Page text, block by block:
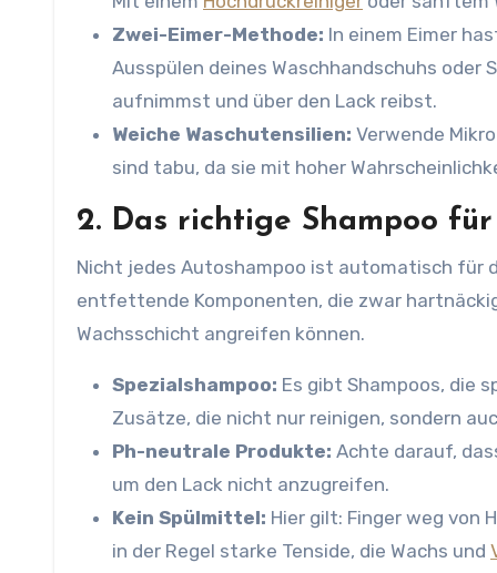
Zwei-Eimer-Methode: In einem Eimer
Ausspülen deines Waschhandschuhs oder
aufnimmst und über den Lack reibst.
Weiche Waschutensilien: Verwende
sind tabu, da sie mit hoher
2. Das richtige Shampoo
Nicht jedes Autoshampoo ist automatisch für
entfettende Komponenten, die zwar
Wachsschicht angreifen können.
Spezialshampoo: Es gibt Shampoos, die
Zusätze, die nicht nur reinigen, sondern
Ph-neutrale Produkte: Achte darauf,
um den Lack nicht anzugreifen.
Kein Spülmittel: Hier gilt: Finger weg von
in der Regel starke Tenside, die Wachs und